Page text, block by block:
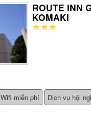
ROUTE INN
KOMAKI
Wifi miễn phí Dịch vụ hội